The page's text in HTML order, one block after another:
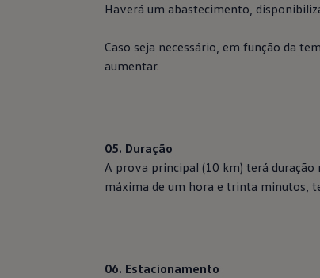
Haverá um abastecimento,
Caso seja necessário, em função da
aumentar.
05. Duração
A prova principal (10 km) terá duração
máxima de um hora e trinta minutos,
06. Estacionamento